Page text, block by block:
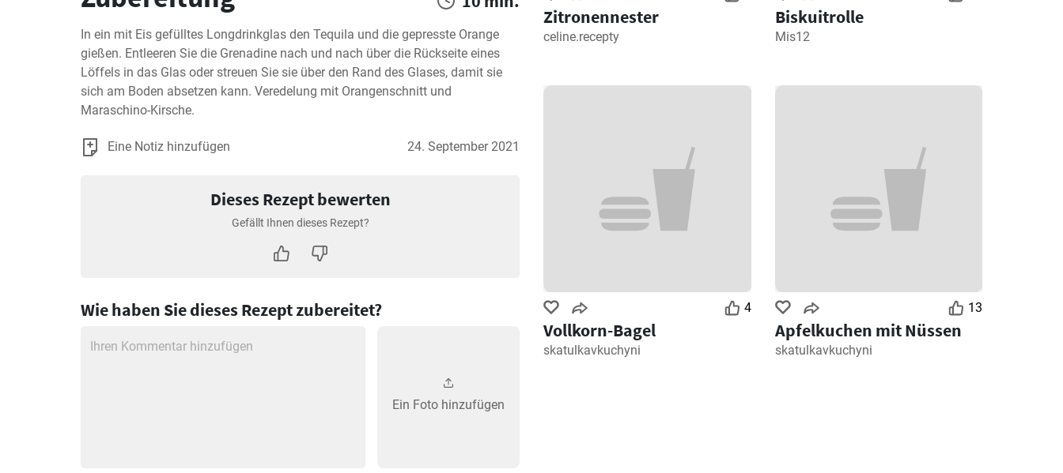
In ein mit Eis gefülltes Longdrinkglas den Tequila und die gepresste Orange
gießen. Entleeren Sie die Grenadine nach und nach über die Rückseite eines
Löffels in das Glas oder streuen Sie sie über den Rand des Glases, damit sie
sich am Boden absetzen kann. Veredelung mit Orangenschnitt und
Maraschino-Kirsche.
Eine Notiz hinzufügen 24. September 2021
Dieses Rezept bewerten
Gefällt Ihnen dieses Rezept?
Wie haben Sie dieses Rezept zubereitet?
Ein Foto hinzufügen
Zitronennester
celine.recepty
Biskuitrolle
Mis12
4
Vollkorn-Bagel
skatulkavkuchyni
13
Apfelkuchen mit Nüssen
skatulkavkuchyni